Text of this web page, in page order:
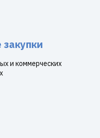
и коммерческих